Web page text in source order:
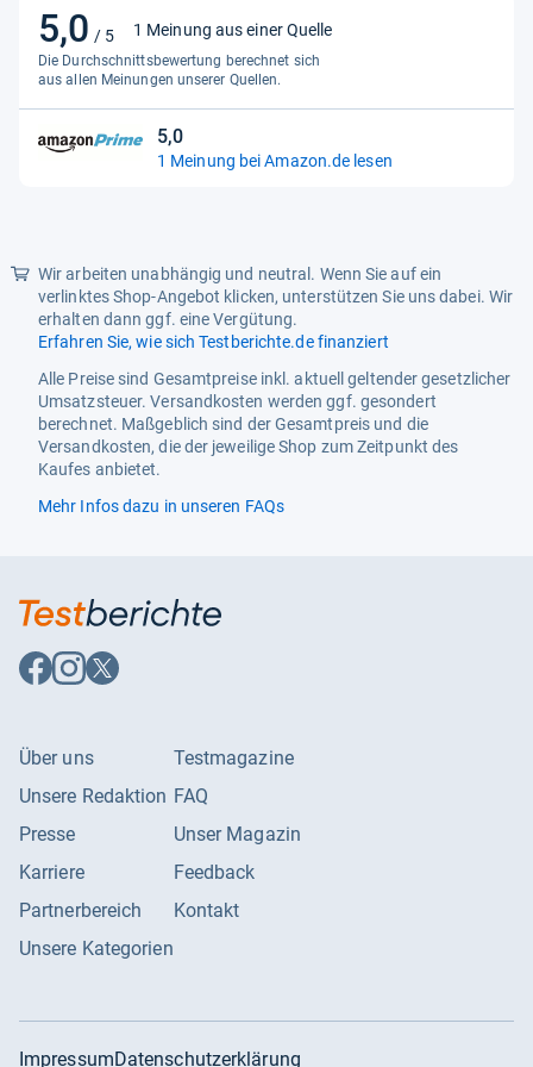
Energieeffizienzskala
Jährlicher Energieverbrauch 164 kWh
Leistungen
Geräuschpegel 38 dB
Klimaklasse SN-ST
Lärmemissionsklasse C
No-Frost-System Nein
Nutzinhalt Gefrierfach
Schnellfrost-Funktion Ja
5,0 / 5
5,0
von
5
Sternen
1 Meinung aus einer Quelle
Die Durchschnittsbewertung berechnet sich
aus allen Meinungen unserer Quellen.
5,0
5,0
von
1 Meinung bei Amazon.de lesen
Wir arbeiten unabhängig und neutral. Wenn Sie auf ein
verlinktes Shop-Angebot klicken, unterstützen Sie uns dabei. Wir
erhalten dann ggf. eine Vergütung.
Erfahren Sie, wie sich Testberichte.de finanziert
Alle Preise sind Gesamtpreise inkl. aktuell geltender gesetzlicher
Umsatzsteuer. Versandkosten werden ggf. gesondert
berechnet. Maßgeblich sind der Gesamtpreis und die
Versandkosten, die der jeweilige Shop zum Zeitpunkt des
Kaufes anbietet.
Mehr Infos dazu in unseren FAQs
Auf
Facebook
Auf
Instagram
Auf
X
Über uns
Unsere Redaktion
Presse
Karriere
Partnerbereich
Unsere Kategorien
Testmagazine
FAQ
Unser Magazin
Feedback
Kontakt
ImpressumDatenschutzerklärung